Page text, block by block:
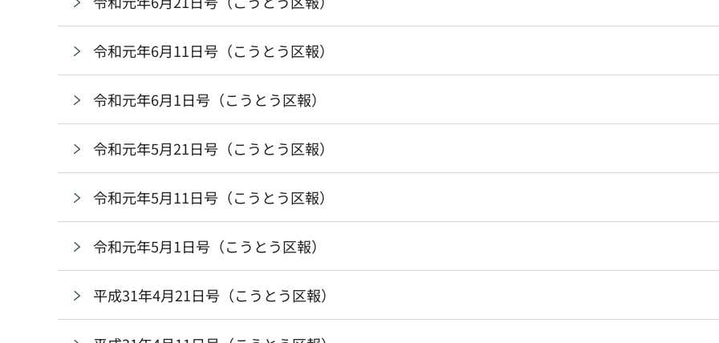
令和元年6月11日号（こうとう区報）
令和元年6月1日号（こうとう区報）
令和元年5月21日号（こうとう区報）
令和元年5月11日号（こうとう区報）
令和元年5月1日号（こうとう区報）
平成31年4月21日号（こうとう区報）